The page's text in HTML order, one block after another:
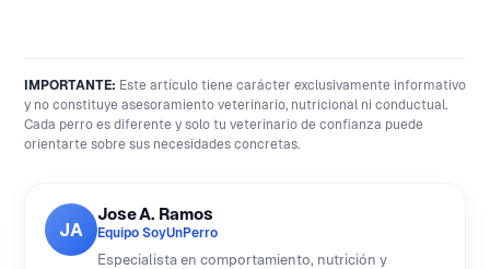
IMPORTANTE: Este artículo tiene carácter exclusivamente informativo
y no constituye asesoramiento veterinario, nutricional ni conductual.
Cada perro es diferente y solo tu veterinario de confianza puede
orientarte sobre sus necesidades concretas.
JA
Jose A. Ramos
Equipo SoyUnPerro
Especialista en comportamiento, nutrición y